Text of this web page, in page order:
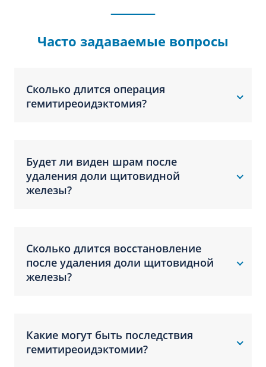
Часто задаваемые вопросы
Сколько длится операция
гемитиреоидэктомия?
Будет ли виден шрам после
удаления доли щитовидной
железы?
Сколько длится восстановление
после удаления доли щитовидной
железы?
Какие могут быть последствия
гемитиреоидэктомии?